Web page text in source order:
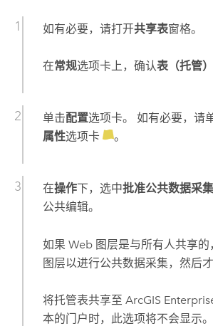
如有必要，请打开共享表窗格。
在常规选项卡上，确认表（托管）
单击配置选项卡。 如有必要，请
属性选项卡 。
在操作下，选中批准公共数据采集
公共编辑。
如果 Web 图层是与所有人共享
图层以进行公共数据采集，然后才
将托管表共享至 ArcGIS
本的门户时，此选项将不会显示。